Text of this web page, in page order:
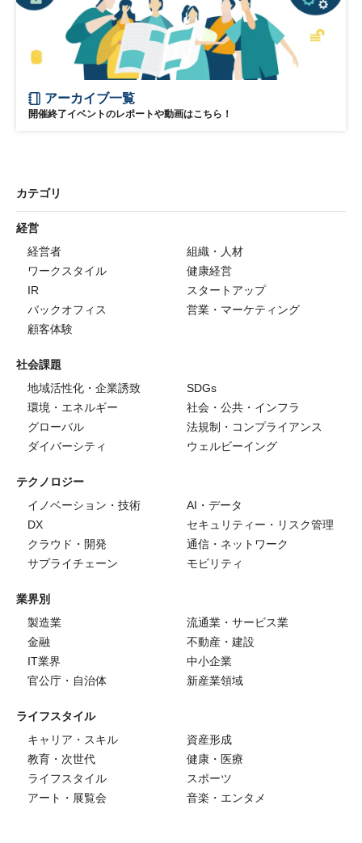
アーカイブ一覧
開催終了イベントのレポートや動画はこちら！
カテゴリ
経営
経営者
組織・人材
ワークスタイル
健康経営
IR
スタートアップ
バックオフィス
営業・マーケティング
顧客体験
社会課題
地域活性化・企業誘致
SDGs
環境・エネルギー
社会・公共・インフラ
グローバル
法規制・コンプライアンス
ダイバーシティ
ウェルビーイング
テクノロジー
イノベーション・技術
AI・データ
DX
セキュリティー・リスク管理
クラウド・開発
通信・ネットワーク
サプライチェーン
モビリティ
業界別
製造業
流通業・サービス業
金融
不動産・建設
IT業界
中小企業
官公庁・自治体
新産業領域
ライフスタイル
キャリア・スキル
資産形成
教育・次世代
健康・医療
ライフスタイル
スポーツ
アート・展覧会
音楽・エンタメ